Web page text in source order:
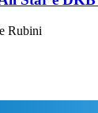
Rubini